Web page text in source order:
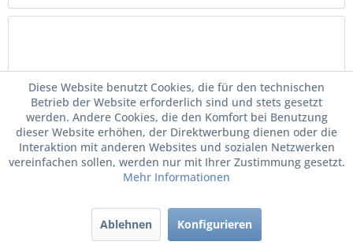
Diese Website benutzt Cookies, die für den technischen
Betrieb der Website erforderlich sind und stets gesetzt
werden. Andere Cookies, die den Komfort bei Benutzung
dieser Website erhöhen, der Direktwerbung dienen oder die
Interaktion mit anderen Websites und sozialen Netzwerken
vereinfachen sollen, werden nur mit Ihrer Zustimmung gesetzt.
Mehr Informationen
Ablehnen Konfigurieren